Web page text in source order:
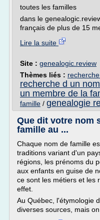
toutes les familles
dans le
français de plus de 15
Lire la suite
Site : genealogic.review
Thèmes liés :
recherche d un
un membre de la
famille / genealogie
Que dit votre nom
famille au ...
Chaque nom de famille
traditions variant d'un
régions, les prénoms du
aux enfants en guise de
ce sont les métiers et les
effet.
Au Québec, l'étymologie
diverses sources, mais on